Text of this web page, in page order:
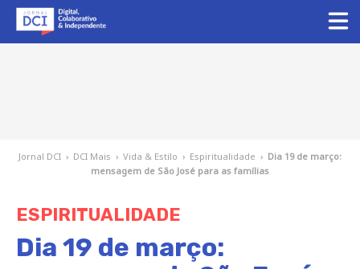
Jornal DCI › DCI Mais › Vida & Estilo › Espiritualidade › Dia 19 de março:
mensagem de São José para as famílias
ESPIRITUALIDADE
Dia 19 de março: